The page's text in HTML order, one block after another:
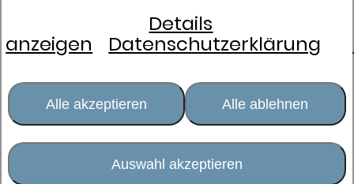
Details
anzeigen Datenschutzerklärung
Alle akzeptieren Alle ablehnen
Auswahl akzeptieren
Lattoflex
Matratzen
Rahmen
Matratzenauflagen
Schlafaccessoires